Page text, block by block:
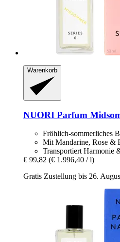
Warenkorb
NUORI Parfum
Fröhlich-sommerliches
Mit Mandarine, Rose &
Transportiert Harmonie
€ 99,82 (€ 1.996,40 / l)
Gratis Zustellung bis 26.